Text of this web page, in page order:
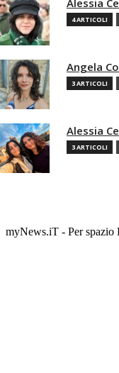
Alessia
4 ARTICOLI
Angela
3 ARTICOLI
Alessia
3 ARTICOLI
myNews.iT - Per spazio